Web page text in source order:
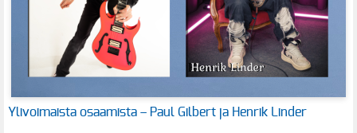
Ylivoimaista osaamista – Paul Gilbert ja Henrik Linder